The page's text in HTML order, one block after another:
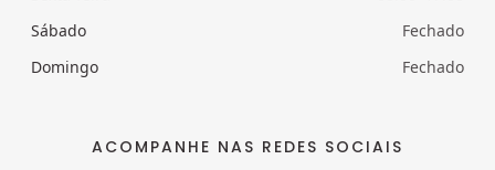
Sábado
Fechado
Domingo
Fechado
ACOMPANHE NAS REDES SOCIAIS